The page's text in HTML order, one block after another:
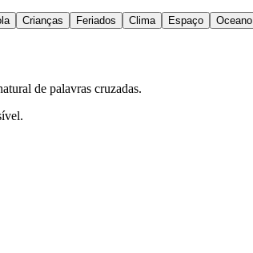
Crianças Feriados Clima Espaço Oceano
de palavras cruzadas.